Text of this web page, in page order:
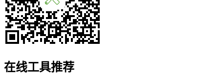
在线工具推荐